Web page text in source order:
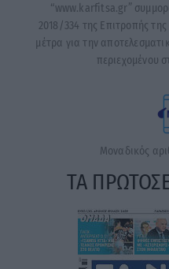
“www.karfitsa.gr”
2018/334 της Επιτροπής
μέτρα για την
περιεχομένου
Μοναδικός
ΤΑ